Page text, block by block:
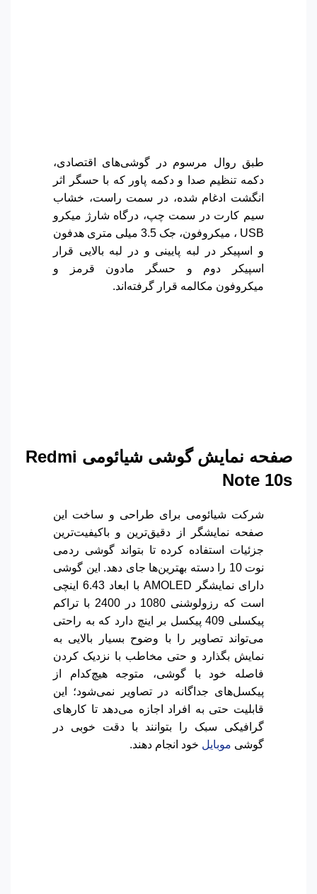
طبق روال مرسوم در گوشی‌های اقتصادی،
دکمه تنظیم صدا و دکمه پاور که با حسگر اثر
انگشت ادغام شده، در سمت راست، خشاب
سیم کارت در سمت چپ، درگاه شارژ میکرو
USB ، میکروفون، جک 3.5 میلی متری هدفون
و اسپیکر در لبه پایینی و در لبه بالایی قرار
اسپیکر دوم و حسگر مادون قرمز و
میکروفون مکالمه قرار گرفته‌اند.
صفحه نمایش گوشی شیائومی Redmi
Note 10s
شرکت شیائومی برای طراحی و ساخت این
صفحه نمایشگر از دقیق‌ترین و باکیفیت‌ترین
جزئیات استفاده کرده تا بتواند گوشی ردمی
نوت 10 را دسته بهترین‌ها جای دهد. این گوشی
دارای نمایشگر AMOLED با ابعاد 6.43 اینچی
است که رزولوشنی 1080 در 2400 با تراکم
پیکسلی 409 پیکسل بر اینچ دارد که به راحتی
می‌تواند تصاویر را با وضوح بسیار بالایی به
نمایش بگذارد و حتی مخاطب با نزدیک کردن
فاصله خود با گوشی، متوجه هیچ‌کدام از
پیکسل‌های جداگانه در تصاویر نمی‌شود؛ این
قابلیت حتی به افراد اجازه می‌دهد تا کارهای
گرافیکی سبک را بتوانند با دقت خوبی در
گوشی موبایل خود انجام دهند.